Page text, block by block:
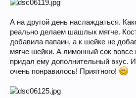
А на другой день наслаждаться.
реально делаем шашлык мягче.
добавила папаин, а к шейке не
мягче шейки. А лимонный сок вовсе
придал ему дополнительный вкус.
очень понравилось! Приятного!